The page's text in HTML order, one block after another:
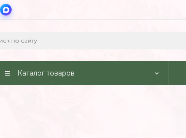
Каталог товаров